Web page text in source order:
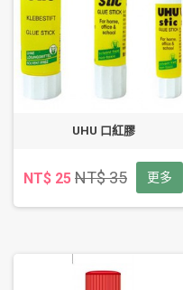
UHU 口紅膠
NT$ 25 NT$ 35 更多